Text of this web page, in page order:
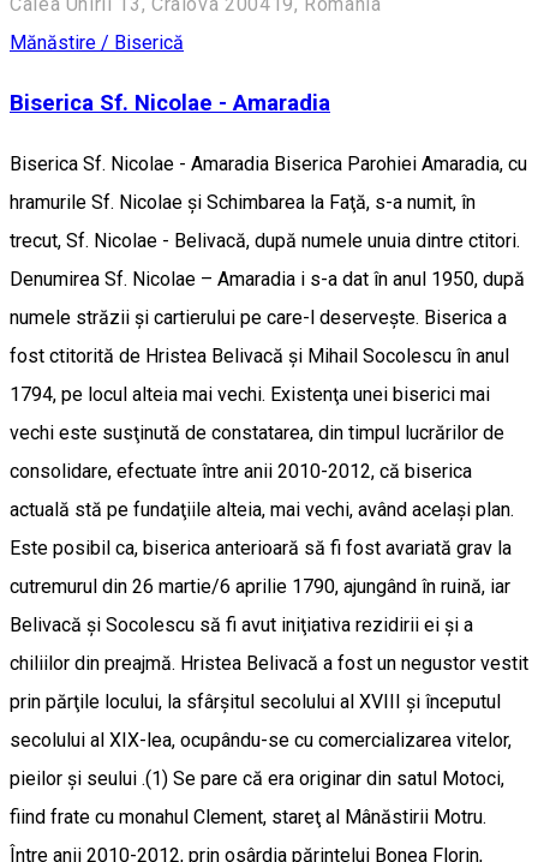
Mănăstire / Biserică
Biserica Sf. Nicolae - Amaradia
Biserica Sf. Nicolae - Amaradia Biserica Parohiei Amaradia, cu
hramurile Sf. Nicolae şi Schimbarea la Faţă, s-a numit, în
trecut, Sf. Nicolae - Belivacă, după numele unuia dintre ctitori.
Denumirea Sf. Nicolae – Amaradia i s-a dat în anul 1950, după
numele străzii şi cartierului pe care-l deserveşte. Biserica a
fost ctitorită de Hristea Belivacă şi Mihail Socolescu în anul
1794, pe locul alteia mai vechi. Existenţa unei biserici mai
vechi este susţinută de constatarea, din timpul lucrărilor de
consolidare, efectuate între anii 2010-2012, că biserica
actuală stă pe fundaţiile alteia, mai vechi, având acelaşi plan.
Este posibil ca, biserica anterioară să fi fost avariată grav la
cutremurul din 26 martie/6 aprilie 1790, ajungând în ruină, iar
Belivacă şi Socolescu să fi avut iniţiativa rezidirii ei şi a
chiliilor din preajmă. Hristea Belivacă a fost un negustor vestit
prin părţile locului, la sfârşitul secolului al XVIII şi începutul
secolului al XIX-lea, ocupându-se cu comercializarea vitelor,
pieilor şi seului .(1) Se pare că era originar din satul Motoci,
fiind frate cu monahul Clement, stareţ al Mânăstirii Motru.
Între anii 2010-2012, prin osârdia părintelui Bonea Florin,